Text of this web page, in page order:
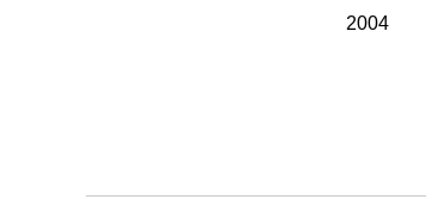
2004